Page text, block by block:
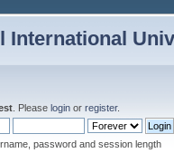
International
. Please login or register.
password and session length